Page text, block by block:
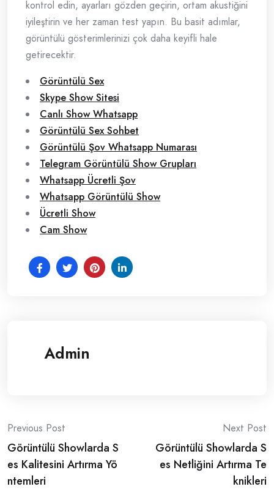
kontrol edin, ayarları gözden geçirin, ortam akustiğini
iyileştirin ve her zaman test yapın. Bu basit adımlar,
görüntülü gösterimlerinizi çok daha keyifli hale
getirecektir.
Görüntülü Sex
Skype Show Sitesi
Canlı Show Whatsapp
Görüntülü Sex Sohbet
Görüntülü Şov Whatsapp Numarası
Telegram Görüntülü Show Grupları
Whatsapp Ücretli Şov
Whatsapp Görüntülü Show
Ücretli Show
Cam Show
Admin
Post
navigation
Previous Post
Görüntülü Showlarda S
es Kalitesini Artırma Yö
ntemleri
Next Post
Görüntülü Showlarda S
es Netliğini Artırma Te
knikleri